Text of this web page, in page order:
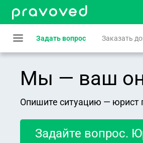
Задать вопрос Заказать
Мы — ваш
Опишите ситуацию — юрист
Задайте вопрос.